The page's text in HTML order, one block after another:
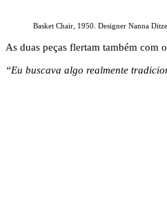
Basket Chair, 1950. Designer Nanna
As duas peças flertam também com
“Eu buscava algo realmente